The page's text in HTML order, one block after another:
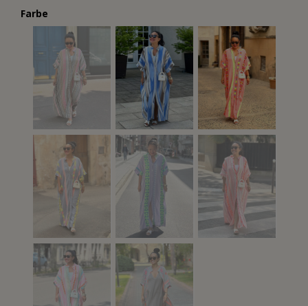
Farbe